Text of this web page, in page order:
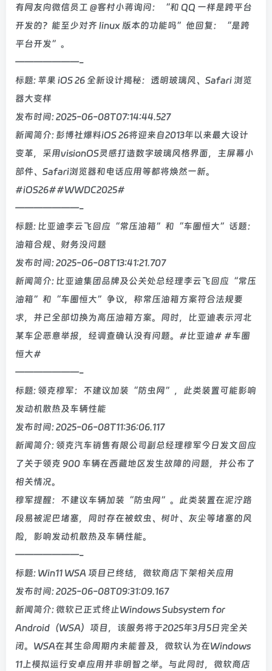
有网友向微信员工 @客村小蒋询问：“和 QQ 一样是跨平台
开发的？能至少对齐 linux 版本的功能吗”他回复：“是跨
平台开发”。
———————-
标题: 苹果 iOS 26 全新设计揭秘：透明玻璃风、Safari 浏览
器大变样
发布时间: 2025-06-08T07:14:44.527
新闻简介: 彭博社爆料iOS 26将迎来自2013年以来最大设计
变革，采用visionOS灵感打造数字玻璃风格界面，主屏幕小
部件、Safari浏览器和电话应用等都将焕然一新。
#iOS26##WWDC2025#
———————-
标题: 比亚迪李云飞回应“常压油箱”和“车圈恒大”话题：
油箱合规、财务没问题
发布时间: 2025-06-08T13:41:21.707
新闻简介: 比亚迪集团品牌及公关处总经理李云飞回应“常压
油箱”和“车圈恒大”争议，称常压油箱方案符合法规要
求，并已全部切换为高压油箱方案。同时，比亚迪表示河北
某车企恶意举报，经调查确认没有问题。#比亚迪# #车圈
恒大#
———————-
标题: 领克穆军：不建议加装“防虫网”，此类装置可能影响
发动机散热及车辆性能
发布时间: 2025-06-08T11:36:06.117
新闻简介: 领克汽车销售有限公司副总经理穆军今日发文回应
了关于领克 900 车辆在西藏地区发生故障的问题，并公布了
相关情况。
穆军提醒：不建议车辆加装“防虫网”。此类装置在泥泞路
段易被泥巴堵塞，同时存在被蚊虫、树叶、灰尘等堵塞的风
险，影响发动机散热及车辆性能。
———————-
标题: Win11 WSA 项目已终结，微软商店下架相关应用
发布时间: 2025-06-08T09:31:09.167
新闻简介: 微软已正式终止Windows Subsystem for
Android（WSA）项目，该服务将于2025年3月5日完全关
闭。WSA在其生命周期内未能普及，微软认为在Windows
11上模拟运行安卓应用并非明智之举。与此同时，微软商店